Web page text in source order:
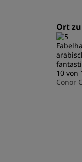
Ort
10 von
Conor C